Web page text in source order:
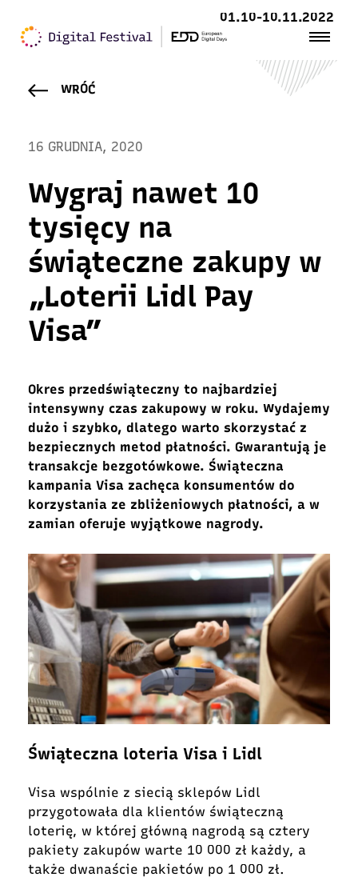
01.10-10.11.2022
WRÓĆ
16 GRUDNIA, 2020
Wygraj nawet 10
tysięcy na
świąteczne zakupy w
„Loterii Lidl Pay
Visa”
Okres przedświąteczny to najbardziej
intensywny czas zakupowy w roku. Wydajemy
dużo i szybko, dlatego warto skorzystać z
bezpiecznych metod płatności. Gwarantują je
transakcje bezgotówkowe. Świąteczna
kampania Visa zachęca konsumentów do
korzystania ze zbliżeniowych płatności, a w
zamian oferuje wyjątkowe nagrody.
Świąteczna loteria Visa i Lidl
Visa wspólnie z siecią sklepów Lidl
przygotowała dla klientów świąteczną
loterię, w której główną nagrodą są cztery
pakiety zakupów warte 10 000 zł każdy, a
także dwanaście pakietów po 1 000 zł.